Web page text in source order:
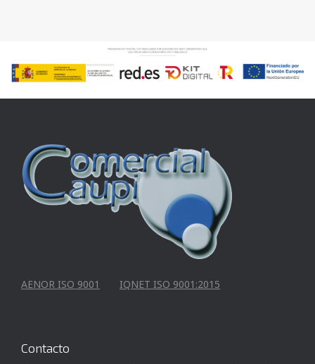
AENOR ISO 9001 IQNET ISO 9001:2015
Contacto